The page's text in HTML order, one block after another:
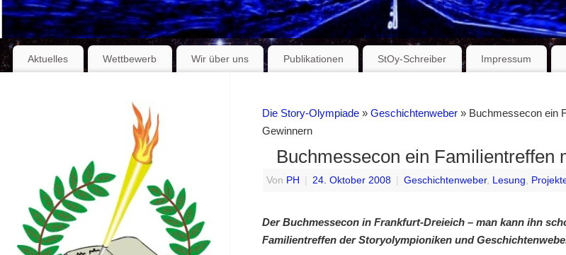
Aktuelles Wettbewerb Wir über uns Publikationen StOy-Schreiber Impressum
Die Story-Olympiade » Geschichtenweber » Buchmessecon ein
Gewinnern
Buchmessecon ein Familientreffen
Von PH 24. Oktober 2008 Geschichtenweber, Lesung
Der Buchmessecon in Frankfurt-Dreieich – man kann ihn
Familientreffen der Storyolympioniken und